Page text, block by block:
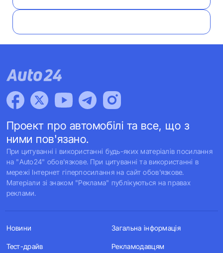
Проект про автомобілі та все, що з
ними пов'язано.
При цитуванні і використанні будь-яких матеріалів посилання
на "Auto24" обов'язкове. При цитуванні та використанні в
мережі Інтернет гіперпосилання на сайт обов'язкове.
Матеріали зі знаком "Реклама" публікуються на правах
реклами.
Новини
Тест-драйв
Загальна інформація
Рекламодавцям